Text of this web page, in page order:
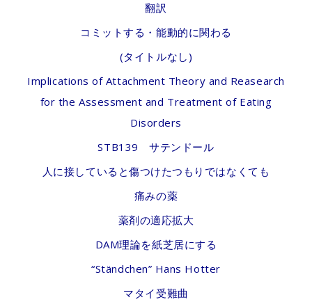
翻訳
コミットする・能動的に関わる
(タイトルなし)
Implications of Attachment Theory and Reasearch
for the Assessment and Treatment of Eating
Disorders
STB139 サテンドール
人に接していると傷つけたつもりではなくても
痛みの薬
薬剤の適応拡大
DAM理論を紙芝居にする
“Ständchen” Hans Hotter
マタイ受難曲